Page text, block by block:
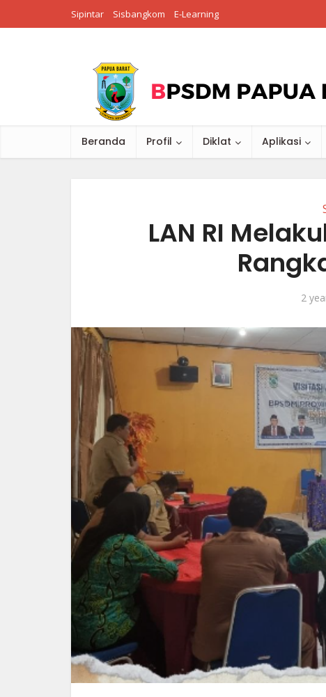
Sipintar Sisbangkom E-Learning
Beranda Profil Diklat Aplikasi
LAN RI
2